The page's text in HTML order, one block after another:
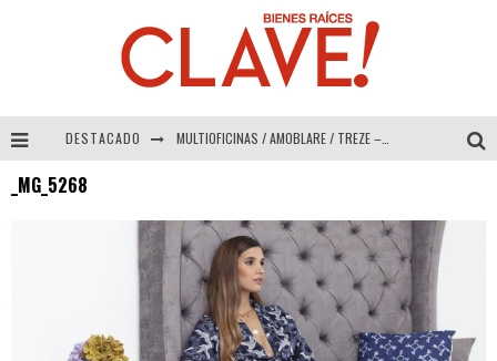
DESTACADO MULTIOFICINAS / AMOBLARE / TREZE – Especial Interiorismo & Decoración 2026
COLINEAL – Especial Interiorismo & Decoración 2026
ADRIANA HOYOS DESIGN STUDIO – Especial Interiorismo & Decoración 2026
_MG_5268